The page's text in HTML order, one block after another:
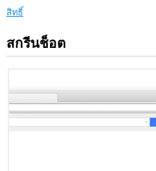
สิทธิ์
ส่วน
ขยาย
เข้า
ข้อมูล
ของ
สกรีนช็อต